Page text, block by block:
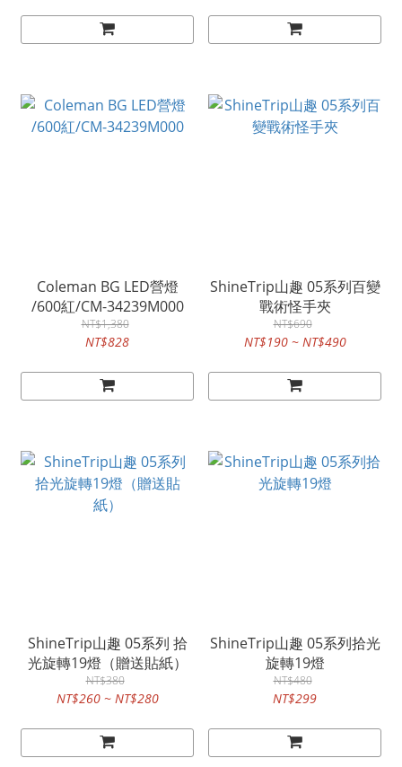
Coleman BG LED營燈
/600紅/CM-34239M000
NT$1,380
NT$828
ShineTrip山趣 05系列百變
戰術怪手夾
NT$690
NT$190 ~ NT$490
ShineTrip山趣 05系列 拾
光旋轉19燈（贈送貼紙）
NT$380
NT$260 ~ NT$280
ShineTrip山趣 05系列拾光
旋轉19燈
NT$480
NT$299